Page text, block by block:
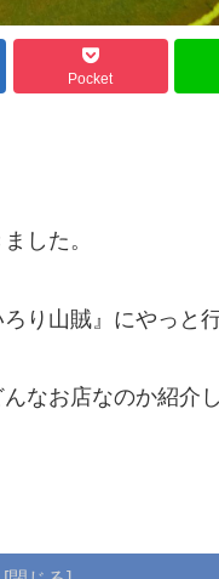
Pocket
した。
り山賊』にやっと
なお店なのか紹介し